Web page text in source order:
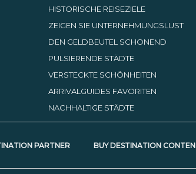
HISTORISCHE REISEZIELE
ZEIGEN SIE UNTERNEHMUNGSLUST
DEN GELDBEUTEL SCHONEND
PULSIERENDE STÄDTE
VERSTECKTE SCHÖNHEITEN
ARRIVALGUIDES FAVORITEN
NACHHALTIGE STÄDTE
PARTNER BUY DESTINATION